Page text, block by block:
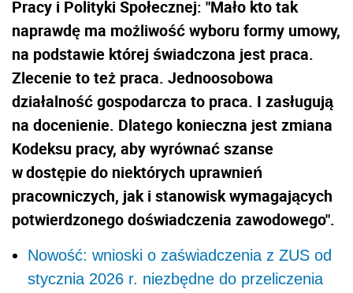
Pracy i Polityki Społecznej: "Mało kto tak
naprawdę ma możliwość wyboru formy umowy,
na podstawie której świadczona jest praca.
Zlecenie to też praca. Jednoosobowa
działalność gospodarcza to praca. I zasługują
na docenienie. Dlatego konieczna jest zmiana
Kodeksu pracy, aby wyrównać szanse
w dostępie do niektórych uprawnień
pracowniczych, jak i stanowisk wymagających
potwierdzonego doświadczenia zawodowego".
Nowość: wnioski o zaświadczenia z ZUS od
stycznia 2026 r. niezbędne do przeliczenia